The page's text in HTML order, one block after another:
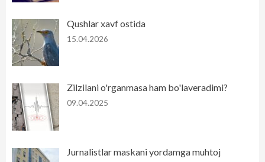
Qushlar xavf ostida
15.04.2026
Zilzilani o'rganmasa ham bo'laveradimi?
09.04.2025
Jurnalistlar maskani yordamga muhtoj